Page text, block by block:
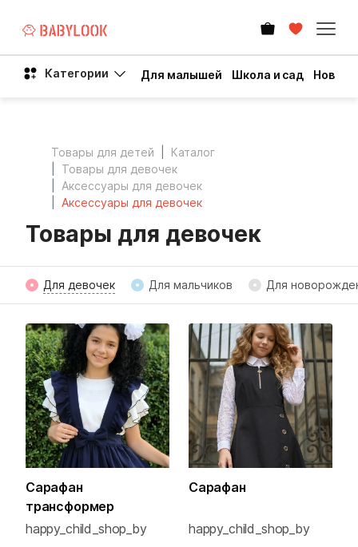
Категории Для малышей Школа и сад Новый
Товары для детей
Каталог
Товары для девочек
Аксессуары для девочек
Аксессуары для девочек
Товары для девочек
Для девочек Для мальчиков Для
Сарафан
трансформер
happy_child_shop_by
Сарафан
happy_child_shop_by